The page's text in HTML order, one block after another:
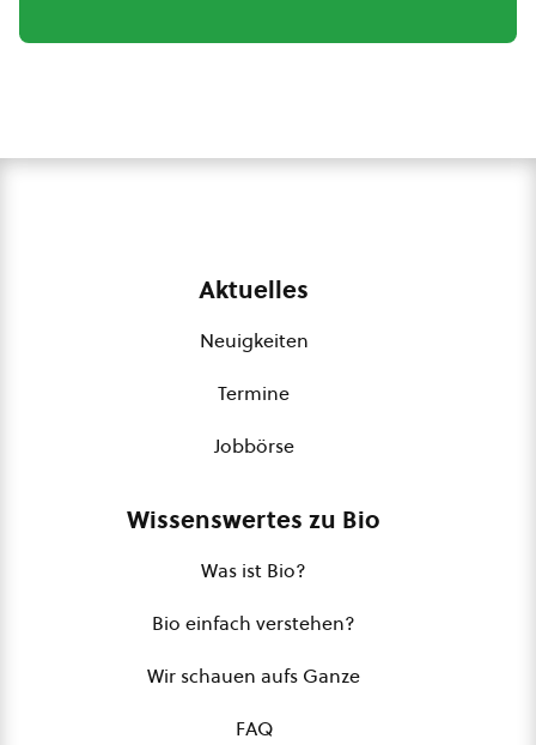
Aktuelles
Neuigkeiten
Termine
Jobbörse
Wissenswertes zu Bio
Was ist Bio?
Bio einfach verstehen?
Wir schauen aufs Ganze
FAQ